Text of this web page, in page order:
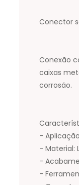
Conector
Conexão
caixas
corrosão.
-
- Material:
-
-